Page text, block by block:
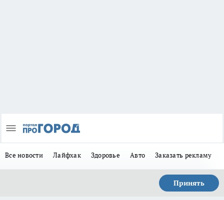
Все новости Лайфхак Здоровье Авто Заказать рекламу
Принять